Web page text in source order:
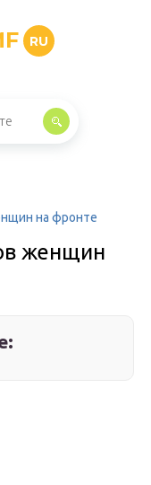
RU
на фронте
женщин